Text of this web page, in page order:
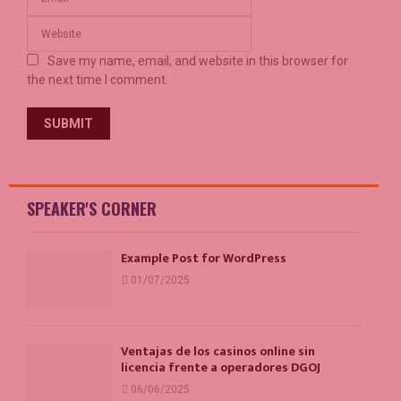
Save my name, email, and website in this browser for
the next time I comment.
SPEAKER'S CORNER
Example Post for WordPress
01/07/2025
Ventajas de los casinos online sin
licencia frente a operadores DGOJ
06/06/2025